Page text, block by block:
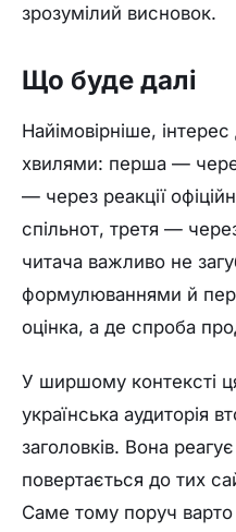
зрозумілий висновок.
Що буде далі
Найімовірніше,
хвилями: перша —
— через реакції
спільнот, третя —
читача важливо не
формулюваннями й
оцінка, а де спроба
У ширшому контексті
українська аудиторія
заголовків. Вона
повертається до тих
Саме тому поруч варто